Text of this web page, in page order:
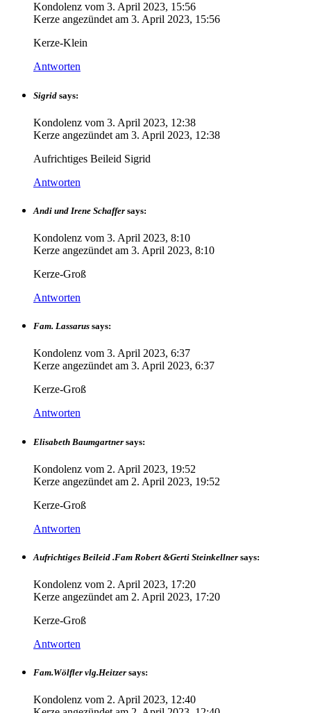
Kondolenz vom 3. April 2023, 15:56
Kerze angezündet am 3. April 2023, 15:56
Kerze-Klein
Antworten
Sigrid says:
Kondolenz vom 3. April 2023, 12:38
Kerze angezündet am 3. April 2023, 12:38
Aufrichtiges Beileid Sigrid
Antworten
Andi und Irene Schaffer says:
Kondolenz vom 3. April 2023, 8:10
Kerze angezündet am 3. April 2023, 8:10
Kerze-Groß
Antworten
Fam. Lassarus says:
Kondolenz vom 3. April 2023, 6:37
Kerze angezündet am 3. April 2023, 6:37
Kerze-Groß
Antworten
Elisabeth Baumgartner says:
Kondolenz vom 2. April 2023, 19:52
Kerze angezündet am 2. April 2023, 19:52
Kerze-Groß
Antworten
Aufrichtiges Beileid .Fam Robert &Gerti Steinkellner says:
Kondolenz vom 2. April 2023, 17:20
Kerze angezündet am 2. April 2023, 17:20
Kerze-Groß
Antworten
Fam.Wölfler vlg.Heitzer says:
Kondolenz vom 2. April 2023, 12:40